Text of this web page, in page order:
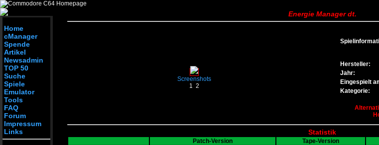
Home
cManager
Spende
Artikel
Newsadmin
TOP 50
Suche
Spiele
Emulator
Tools
FAQ
Forum
Impressum
Links
Energie Manager dt.
Screenshots
1 2
Hersteller:
Jahr:
Eingespielt
Kategorie:
Statistik
Patch-Version Tape-Version